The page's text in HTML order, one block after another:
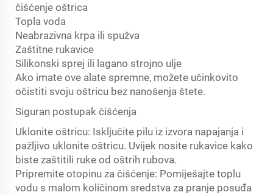
čišćenje oštrica
Topla voda
Neabrazivna krpa ili spužva
Zaštitne rukavice
Silikonski sprej ili lagano strojno ulje
Ako imate ove alate spremne, možete učinkovito
očistiti svoju oštricu bez nanošenja štete.
Siguran postupak čišćenja
Uklonite oštricu: Isključite pilu iz izvora napajanja i
pažljivo uklonite oštricu. Uvijek nosite rukavice kako
biste zaštitili ruke od oštrih rubova.
Pripremite otopinu za čišćenje: Pomiješajte toplu
vodu s malom količinom sredstva za pranje posuđa